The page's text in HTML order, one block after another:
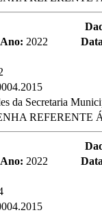
Ano: 2022
da Secretaria
Ano: 2022